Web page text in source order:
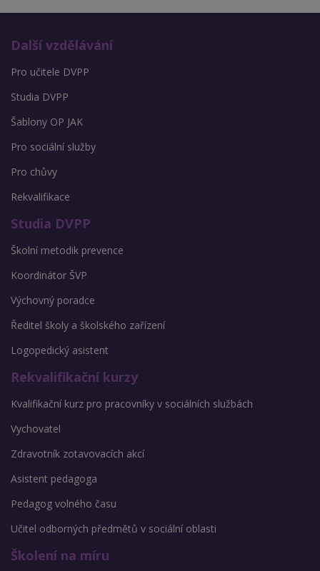
Další vzdělávání
Pro učitele DVPP
Studia DVPP
Šablony OP JAK
Pro sociální služby
Pro chůvy
Rekvalifikace
Studia DVPP
Školní metodik prevence
Koordinátor ŠVP
Výchovný poradce
Ředitel školy a školského zařízení
Logopedický asistent
Rekvalifikační kurzy
Kvalifikační kurz pro pracovníky v sociálních službách
Vychovatel
Zdravotník zotavovacích akcí
Asistent pedagoga
Pedagog volného času
Učitel odborných předmětů v sociální oblasti
Školení na míru